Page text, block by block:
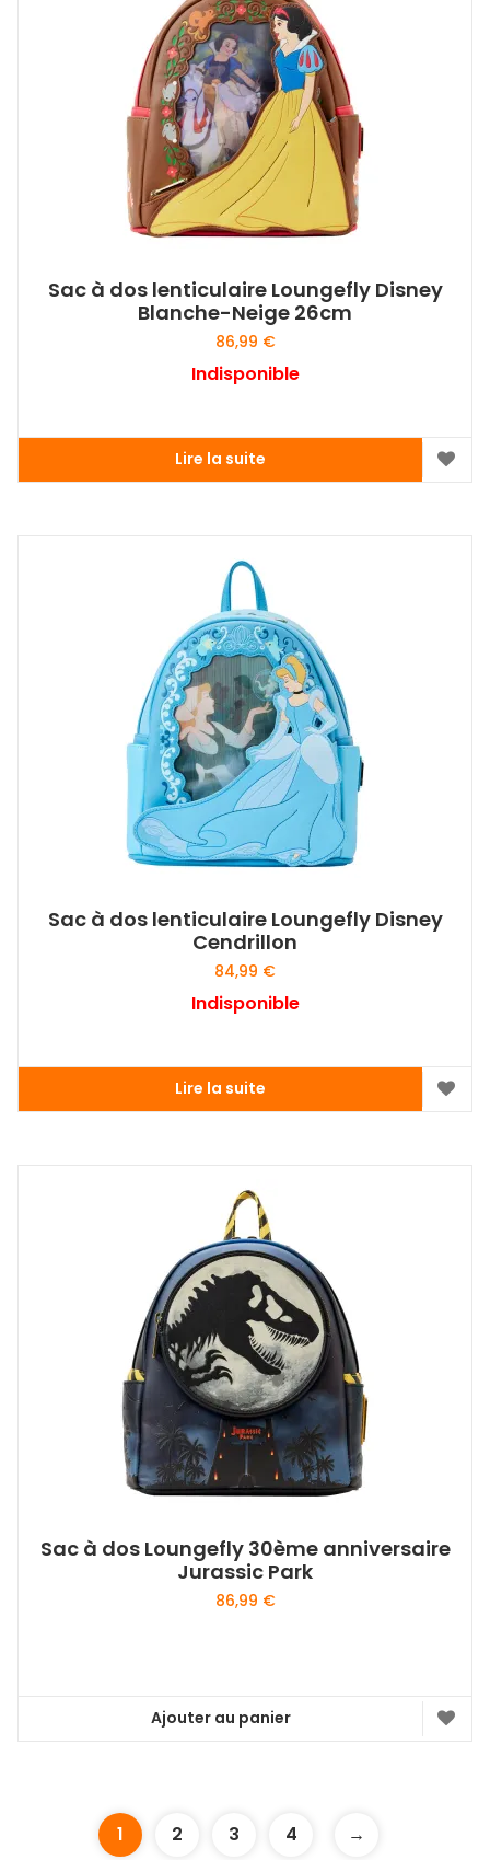
Sac à dos lenticulaire Loungefly Disney
Blanche-Neige 26cm
86,99 €
Indisponible
Lire la suite
Sac à dos lenticulaire Loungefly Disney
Cendrillon
84,99 €
Indisponible
Lire la suite
Sac à dos Loungefly 30ème anniversaire
Jurassic Park
86,99 €
Ajouter au panier
1 2 3 4 →